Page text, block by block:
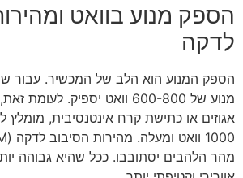
הספק מנוע בוואט
לדקה
הספק המנוע הוא הלב של המכשיר. עבור
מנוע של 600-800 וואט יספיק.
אגוזים או כתישת קרח אינטנסיבית,
מהר הלהבים יסתובבו. ככל שהיא גבוהה